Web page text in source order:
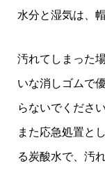
水分と湿気は、
汚れてしまった
いな消しゴムで
らないでください
また応急処置と
る炭酸水で、汚